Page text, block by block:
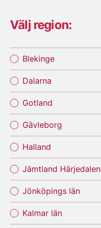
Välj region:
Blekinge
Dalarna
Gotland
Gävleborg
Halland
Jämtland Härjedalen
Jönköpings län
Kalmar län